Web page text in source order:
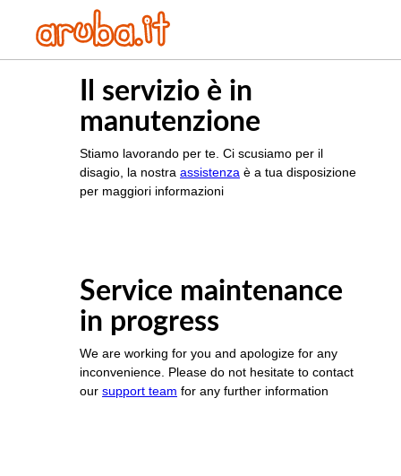
Il servizio è in
manutenzione
Stiamo lavorando per te. Ci scusiamo per il
disagio, la nostra assistenza è a tua disposizione
per maggiori informazioni
Service maintenance
in progress
We are working for you and apologize for any
inconvenience. Please do not hesitate to contact
our support team for any further information